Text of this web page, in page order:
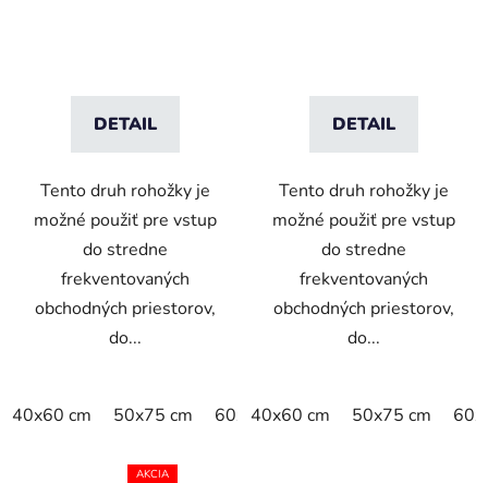
DETAIL
Tento druh rohožky je
možné použiť pre vstup
do stredne
frekventovaných
obchodných priestorov,
do...
40x60 cm 50x75 cm 60x90 cm 60x180 cm
DETAIL
Tento druh rohožky je
možné použiť pre vstup
do stredne
frekventovaných
obchodných priestorov,
do...
40x60 cm 50x75 cm
AKCIA